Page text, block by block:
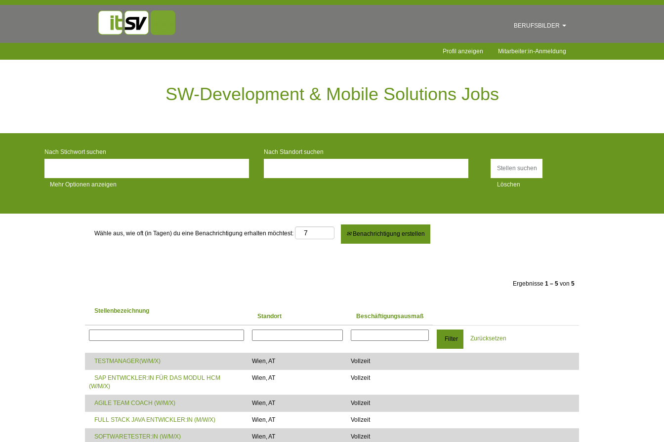
BERUFSBILDER
Profil anzeigen Mitarbeiter:in-Anmeldung
SW-Development & Mobile Solutions Jobs
Nach Stichwort suchen Nach Standort suchen
Mehr Optionen anzeigen Löschen
Wähle aus, wie oft (in Tagen) du eine Benachrichtigung erhalten möchtest: Benachrichtigung erstellen
Ergebnisse 1 – 5 von 5
Stellenbezeichnung
Standort Beschäftigungsausmaß
Zurücksetzen
TESTMANAGER(W/M/X) Wien, AT Vollzeit
SAP ENTWICKLER:IN FÜR DAS MODUL HCM
(W/M/X)
Wien, AT Vollzeit
AGILE TEAM COACH (W/M/X) Wien, AT Vollzeit
FULL STACK JAVA ENTWICKLER:IN (M/W/X) Wien, AT Vollzeit
SOFTWARETESTER:IN (W/M/X) Wien, AT Vollzeit